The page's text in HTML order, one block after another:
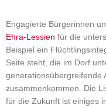
Engagierte Bürgerinnen
Ehra-Lessien für die
Beispiel ein
Seite steht, die im Dorf
generationsübergreifende
zusammenkommen. Die
für die Zukunft ist einiges